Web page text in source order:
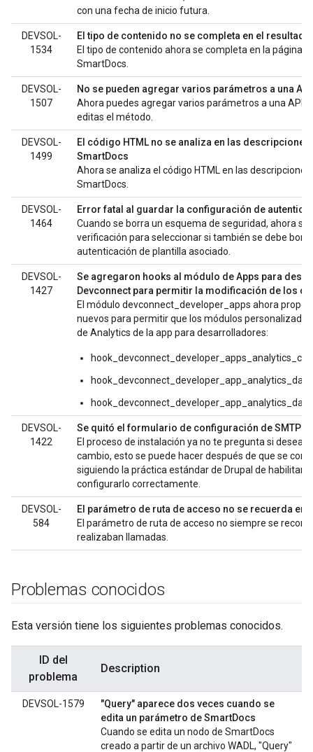
con una fecha de inicio futura.
DEVSOL-
1534
El tipo de contenido no se completa en el
El tipo de contenido ahora se completa en la página
SmartDocs.
DEVSOL-
1507
No se pueden agregar varios parámetros a una
Ahora puedes agregar varios parámetros a una API
editas el método.
DEVSOL-
1499
El código HTML no se analiza en las
SmartDocs
Ahora se analiza el código HTML en las
SmartDocs.
DEVSOL-
1464
Error fatal al guardar la configuración de
Cuando se borra un esquema de seguridad, ahora
verificación para seleccionar si también se debe
autenticación de plantilla asociado.
DEVSOL-
1427
Se agregaron hooks al módulo de Apps para
Devconnect para permitir la modificación de los
El módulo devconnect_developer_apps ahora
nuevos para permitir que los módulos
de Analytics de la app para desarrolladores:
DEVSOL-
1422
Se quitó el formulario de configuración de SMTP
El proceso de instalación ya no te pregunta si deseas
cambio, esto se puede hacer después de que se
siguiendo la práctica estándar de Drupal de habilitar
configurarlo correctamente.
DEVSOL-
584
El parámetro de ruta de acceso no se recuerda en
El parámetro de ruta de acceso no siempre se
realizaban llamadas.
Problemas conocidos
Esta versión tiene los siguientes problemas conocidos.
ID del
problema
Description
DEVSOL-1579
"Query" aparece dos veces cuando se
edita un parámetro de SmartDocs
Cuando se edita un nodo de SmartDocs
creado a partir de un archivo WADL, "Query"